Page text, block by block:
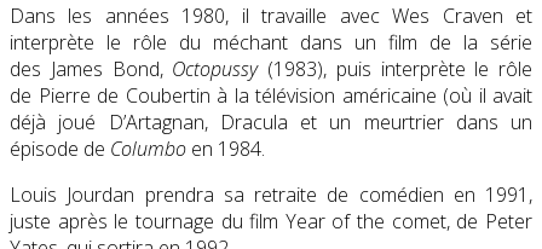
Dans les années 1980, il travaille avec Wes Craven et
interprète le rôle du méchant dans un film de la série
des James Bond, Octopussy(1983), puis interprète le rôle
de Pierre de Coubertin à la télévision américaine (où il avait
déjà joué D’Artagnan, Dracula et un meurtrier dans un
épisode de Columbo en 1984.
Louis Jourdan prendra sa retraite de comédien en 1991,
juste après le tournage du film Year of the comet, de Peter